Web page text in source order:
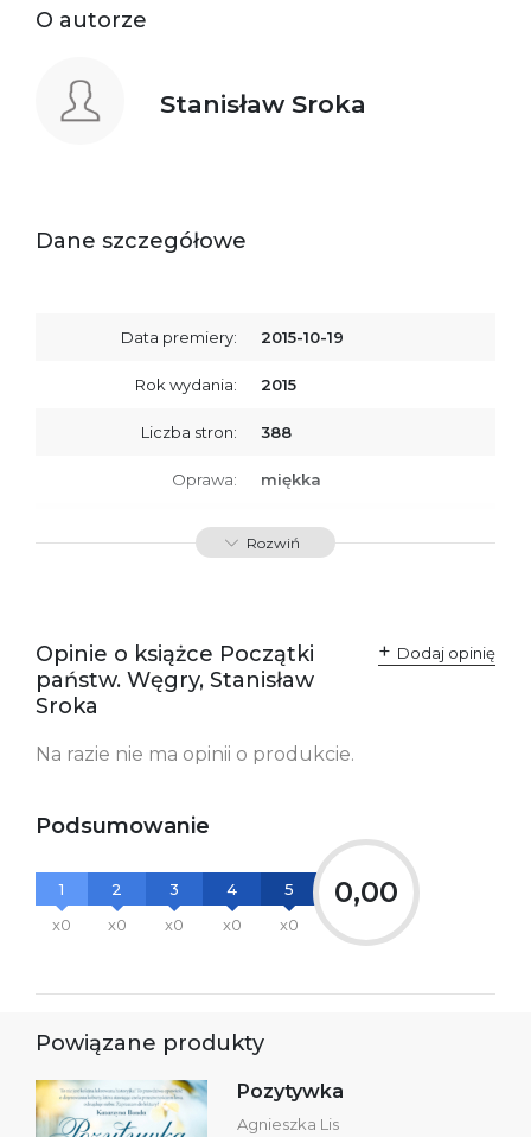
O autorze
Stanisław Sroka
Dane szczegółowe
Data premiery: 2015-10-19
Rok wydania: 2015
Liczba stron: 388
Oprawa: miękka
ISBN 9788379763351
odpowiedzialne za
zgodność produktu z
przepisami:
Sp. z o.o.
ul. Fredry 8
61-701 Poznań
bezpieczeństwa:
Rozwiń
Opinie o książce Początki
państw. Węgry, Stanisław
Sroka
Dodaj opinię
Na razie nie ma opinii o produkcie.
Podsumowanie
1
x0
2
x0
3
x0
4
x0
5
x0
0,00
Powiązane produkty
Pozytywka
Agnieszka Lis